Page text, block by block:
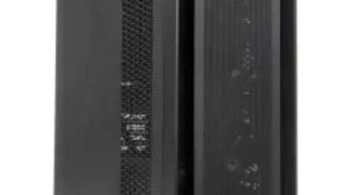
нашей продукции. Мы уверены, что
приобретенная вами техника будет служить
вам долгие годы при соблюдении правил
эксплуатации и хранения.
Artline комп'ютери